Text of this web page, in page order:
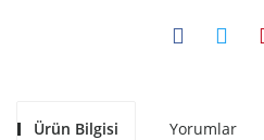
Ürün Bilgisi Yorumlar